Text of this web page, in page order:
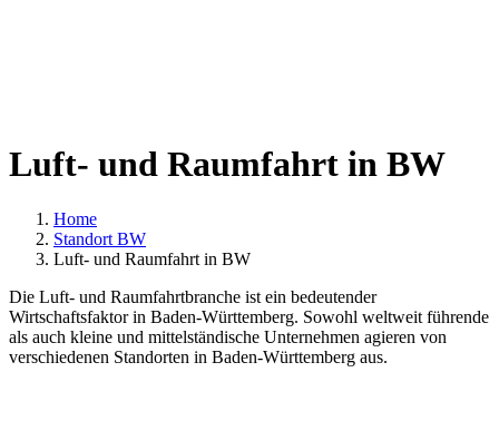
Luft- und Raumfahrt in BW
Home
Standort BW
Luft- und Raumfahrt in BW
Die Luft- und Raumfahrtbranche ist ein bedeutender
Wirtschaftsfaktor in Baden-Württemberg. Sowohl weltweit führende
als auch kleine und mittelständische Unternehmen agieren von
verschiedenen Standorten in Baden-Württemberg aus.